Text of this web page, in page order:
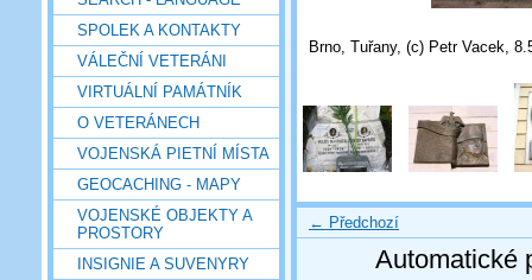
SPOLEK A KONTAKTY
VÁLEČNÍ VETERÁNI
VIRTUÁLNÍ PAMÁTNÍK
O VETERÁNECH
VOJENSKÁ PIETNÍ MÍSTA
GEOCACHING - MAPY
VOJENSKÉ OBJEKTY A
PROSTORY
INSIGNIE A SUVENYRY
Brno, Tuřany, (c) Petr Vacek,
← Předchozí
Automatické